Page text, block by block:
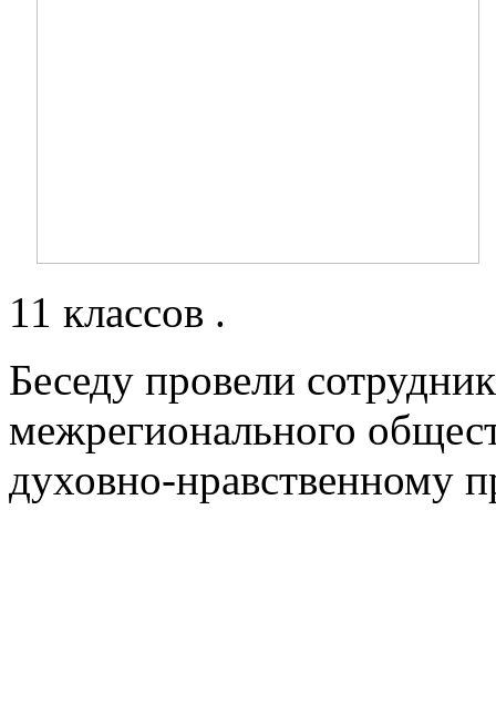
11 классов .
Беседу провели
межрегионального
духовно-нравственному